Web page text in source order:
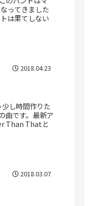
ってきました
は果てしない
2018.04.23
し時間作りた
曲です。最新ア
Than Thatと
2018.03.07